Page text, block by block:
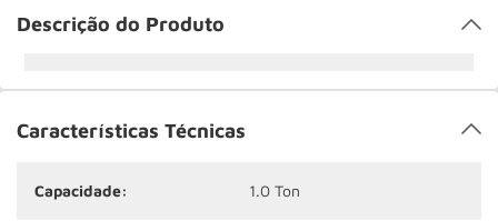
Descrição do Produto
Características Técnicas
Capacidade: 1.0 Ton